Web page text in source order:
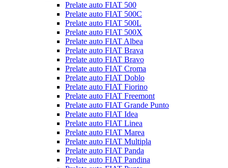
Prelate auto FIAT 500
Prelate auto FIAT 500C
Prelate auto FIAT 500L
Prelate auto FIAT 500X
Prelate auto FIAT Albea
Prelate auto FIAT Brava
Prelate auto FIAT Bravo
Prelate auto FIAT Croma
Prelate auto FIAT Doblo
Prelate auto FIAT Fiorino
Prelate auto FIAT Freemont
Prelate auto FIAT Grande Punto
Prelate auto FIAT Idea
Prelate auto FIAT Linea
Prelate auto FIAT Marea
Prelate auto FIAT Multipla
Prelate auto FIAT Panda
Prelate auto FIAT Pandina